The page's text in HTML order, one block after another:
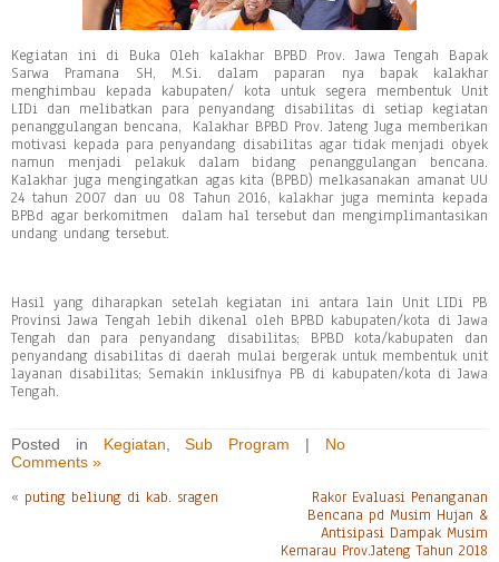
Kegiatan ini di Buka Oleh kalakhar BPBD Prov. Jawa Tengah Bapak
Sarwa Pramana SH, M.Si. dalam paparan nya bapak kalakhar
menghimbau kepada kabupaten/ kota untuk segera membentuk Unit
LIDi dan melibatkan para penyandang disabilitas di setiap kegiatan
penanggulangan bencana, Kalakhar BPBD Prov. Jateng Juga memberikan
motivasi kepada para penyandang disabilitas agar tidak menjadi obyek
namun menjadi pelakuk dalam bidang penanggulangan bencana.
Kalakhar juga mengingatkan agas kita (BPBD) melkasanakan amanat UU
24 tahun 2007 dan uu 08 Tahun 2016, kalakhar juga meminta kepada
BPBd agar berkomitmen dalam hal tersebut dan mengimplimantasikan
undang undang tersebut.
Hasil yang diharapkan setelah kegiatan ini antara lain Unit LIDi PB
Provinsi Jawa Tengah lebih dikenal oleh BPBD kabupaten/kota di Jawa
Tengah dan para penyandang disabilitas; BPBD kota/kabupaten dan
penyandang disabilitas di daerah mulai bergerak untuk membentuk unit
layanan disabilitas; Semakin inklusifnya PB di kabupaten/kota di Jawa
Tengah.
Posted in Kegiatan ,Sub Program | No
Comments »
« puting beliung di kab. sragen
Rakor Evaluasi Penanganan
Bencana pd Musim Hujan &
Antisipasi Dampak Musim
Kemarau Prov.Jateng Tahun 2018